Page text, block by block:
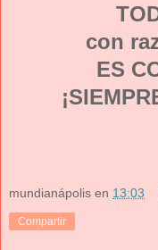
con
ES
mundianápolis en 13:03
Compartir